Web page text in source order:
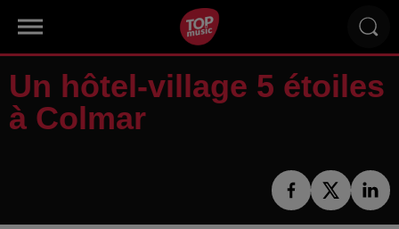
Un hôtel-village 5 étoiles
à Colmar